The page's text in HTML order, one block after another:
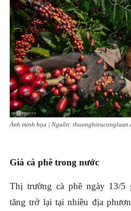
Ảnh minh họa | Nguồn:
Giá cà phê trong nước
Thị trường cà phê ngày 13/5
tăng trở lại tại nhiều địa